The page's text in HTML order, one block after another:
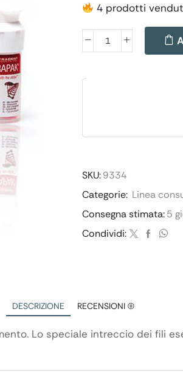
4 prodotti
SKU:9334
Categorie: Linea
Consegna stimata:5
Condividi:
DESCRIZIONE RECENSIONI (0)
Lo speciale intreccio dei fili